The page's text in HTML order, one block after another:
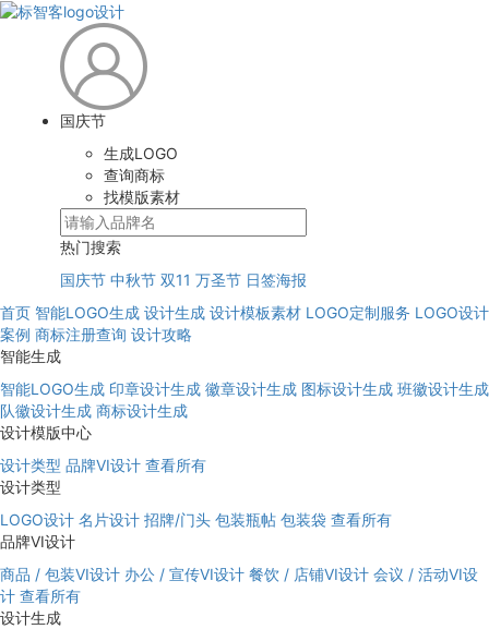
国庆节
生成LOGO
查询商标
找模版素材
热门搜索
国庆节 中秋节 双11 万圣节 日签海报
首页 智能LOGO生成 设计生成 设计模板素材 LOGO定制服务 LOGO设计
案例 商标注册查询 设计攻略
智能生成
智能LOGO生成 印章设计生成 徽章设计生成 图标设计生成 班徽设计生成
队徽设计生成 商标设计生成
设计模版中心
设计类型 品牌VI设计 查看所有
设计类型
LOGO设计 名片设计 招牌/门头 包装瓶帖 包装袋 查看所有
品牌VI设计
商品 / 包装VI设计 办公 / 宣传VI设计 餐饮 / 店铺VI设计 会议 / 活动VI设
计 查看所有
设计生成